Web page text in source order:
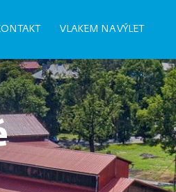
VLAKEM NA VÝLET